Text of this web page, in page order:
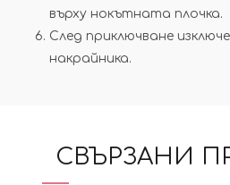
върху нокътната плочка.
След приключване
накрайника.
СВЪРЗАНИ